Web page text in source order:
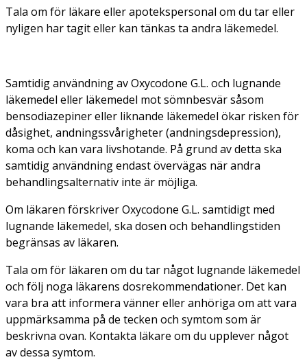
Tala om för läkare eller apotekspersonal om du tar eller
nyligen har tagit eller kan tänkas ta andra läkemedel.
Samtidig användning av Oxycodone G.L. och lugnande
läkemedel eller läkemedel mot sömnbesvär såsom
bensodiazepiner eller liknande läkemedel ökar risken för
dåsighet, andningssvårigheter (andningsdepression),
koma och kan vara livshotande. På grund av detta ska
samtidig användning endast övervägas när andra
behandlingsalternativ inte är möjliga.
Om läkaren förskriver Oxycodone G.L. samtidigt med
lugnande läkemedel, ska dosen och behandlingstiden
begränsas av läkaren.
Tala om för läkaren om du tar något lugnande läkemedel
och följ noga läkarens dosrekommendationer. Det kan
vara bra att informera vänner eller anhöriga om att vara
uppmärksamma på de tecken och symtom som är
beskrivna ovan. Kontakta läkare om du upplever något
av dessa symtom.